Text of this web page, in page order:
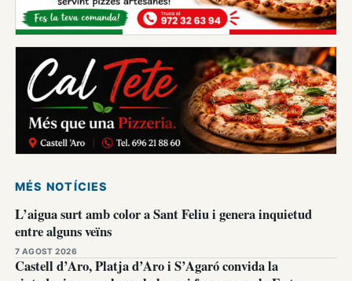
MÉS NOTÍCIES
L’aigua surt amb color a Sant Feliu i genera inquietud
entre alguns veïns
7 AGOST 2026
Castell d’Aro, Platja d’Aro i S’Agaró convida la